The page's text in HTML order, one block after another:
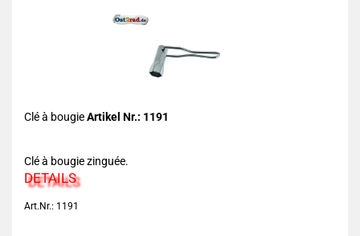
Clé à bougieArtikel Nr.: 1191
Clé à bougie zinguée.
DETAILS
Art.Nr.: 1191